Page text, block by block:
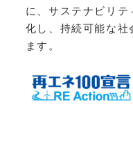
に、サステナビリテ
化し、持続可能な社
ます。